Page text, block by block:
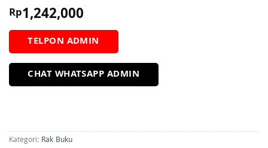
Rp1,242,000
TELPON ADMIN
CHAT WHATSAPP ADMIN
Kategori: Rak Buku